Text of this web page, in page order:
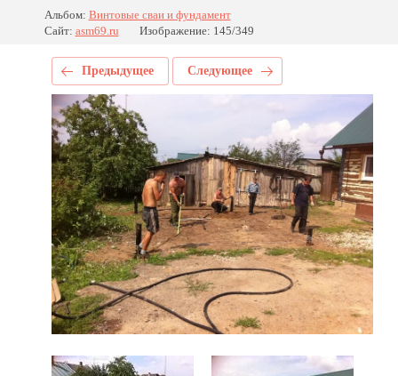
Альбом: Винтовые сваи и фундамент
Сайт: asm69.ru Изображение: 145/349
Предыдущее Следующее